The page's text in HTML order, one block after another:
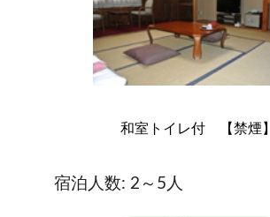
和室トイレ付 【禁煙】
宿泊人数: 2～5人